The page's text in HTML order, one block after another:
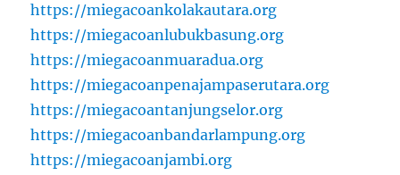
https://miegacoankolakautara.org
https://miegacoanlubukbasung.org
https://miegacoanmuaradua.org
https://miegacoanpenajampaserutara.org
https://miegacoantanjungselor.org
https://miegacoanbandarlampung.org
https://miegacoanjambi.org